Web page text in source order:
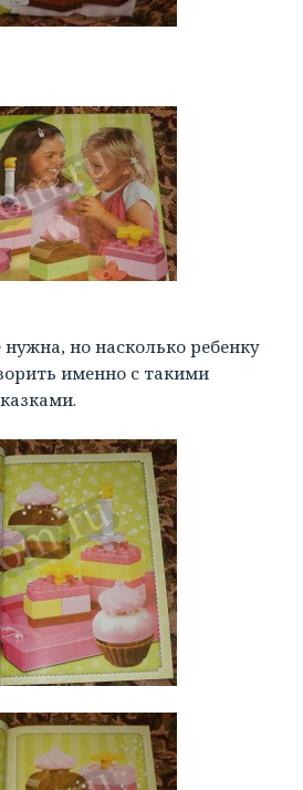
но насколько ребенку
именно с такими